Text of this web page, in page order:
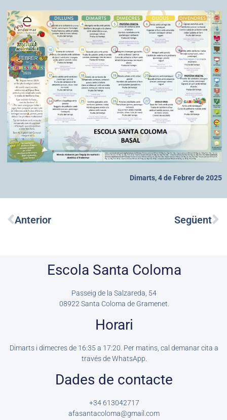
Dimarts, 4 de Febrer de 2025
Prev
Anterior Següent
Escola Santa Coloma
Passeig de la Salzareda, 54
08922 Santa Coloma de Gramenet.
Horari
Dimarts i dimecres de 16:35 a 17:20. Per matins, cal demanar cita a
través de WhatsApp.
Dades de contacte
+34 613042717
afasantacoloma@gmail.com